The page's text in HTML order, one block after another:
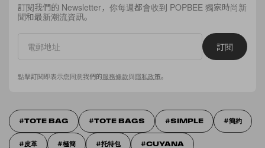
訂閱我們的 Newsletter，你每週都會收到 POPBEE 獨家時尚新
聞和最新潮流資訊。
訂閱
點擊訂閱即表示您同意我們的服務條款與隱私政策。
TOTE BAG TOTE BAGS SIMPLE 簡約
皮革 極簡 托特包 CUYANA